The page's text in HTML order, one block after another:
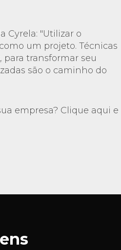
Cyrela: "Utilizar o
um projeto. Técnicas
para transformar seu
são o caminho do
empresa? Clique aqui e